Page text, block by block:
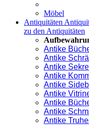
Möbel
Antiquitäten
zu den Antiquitäten
Antike
Antike
Antike
Antike
Antike
Antike
Antike
Antike
Antike